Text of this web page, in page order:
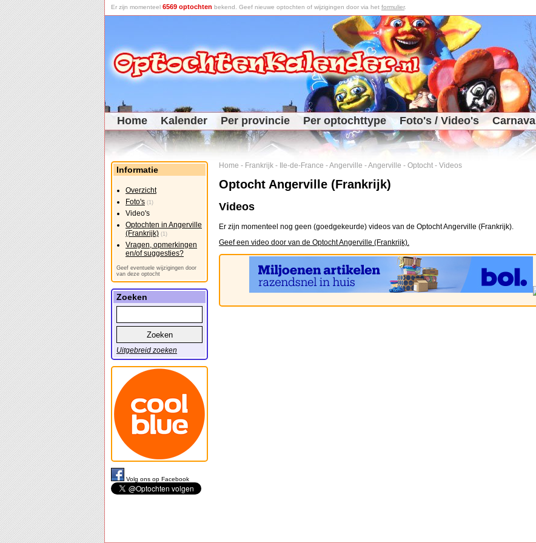
Er zijn momenteel 6569 optochten bekend. Geef nieuwe optochten of wijzigingen door via het formulier.
Home Kalender Per provincie Per optochttype Foto's / Video's Carnaval
Home - Frankrijk - Ile-de-France -Angerville -Angerville - Optocht - Videos
Optocht Angerville (Frankrijk)
Videos
Er zijn momenteel nog geen (goedgekeurde) videos van de Optocht Angerville (Frankrijk).
Geef een video door van de Optocht Angerville (Frankrijk).
Informatie
Overzicht
Foto's (1)
Video's
Optochten in Angerville
(Frankrijk) (1)
Vragen, opmerkingen
en/of suggesties?
Geef eventuele wijzigingen door
van deze optocht
Zoeken
Uitgebreid zoeken
Volg ons op Facebook